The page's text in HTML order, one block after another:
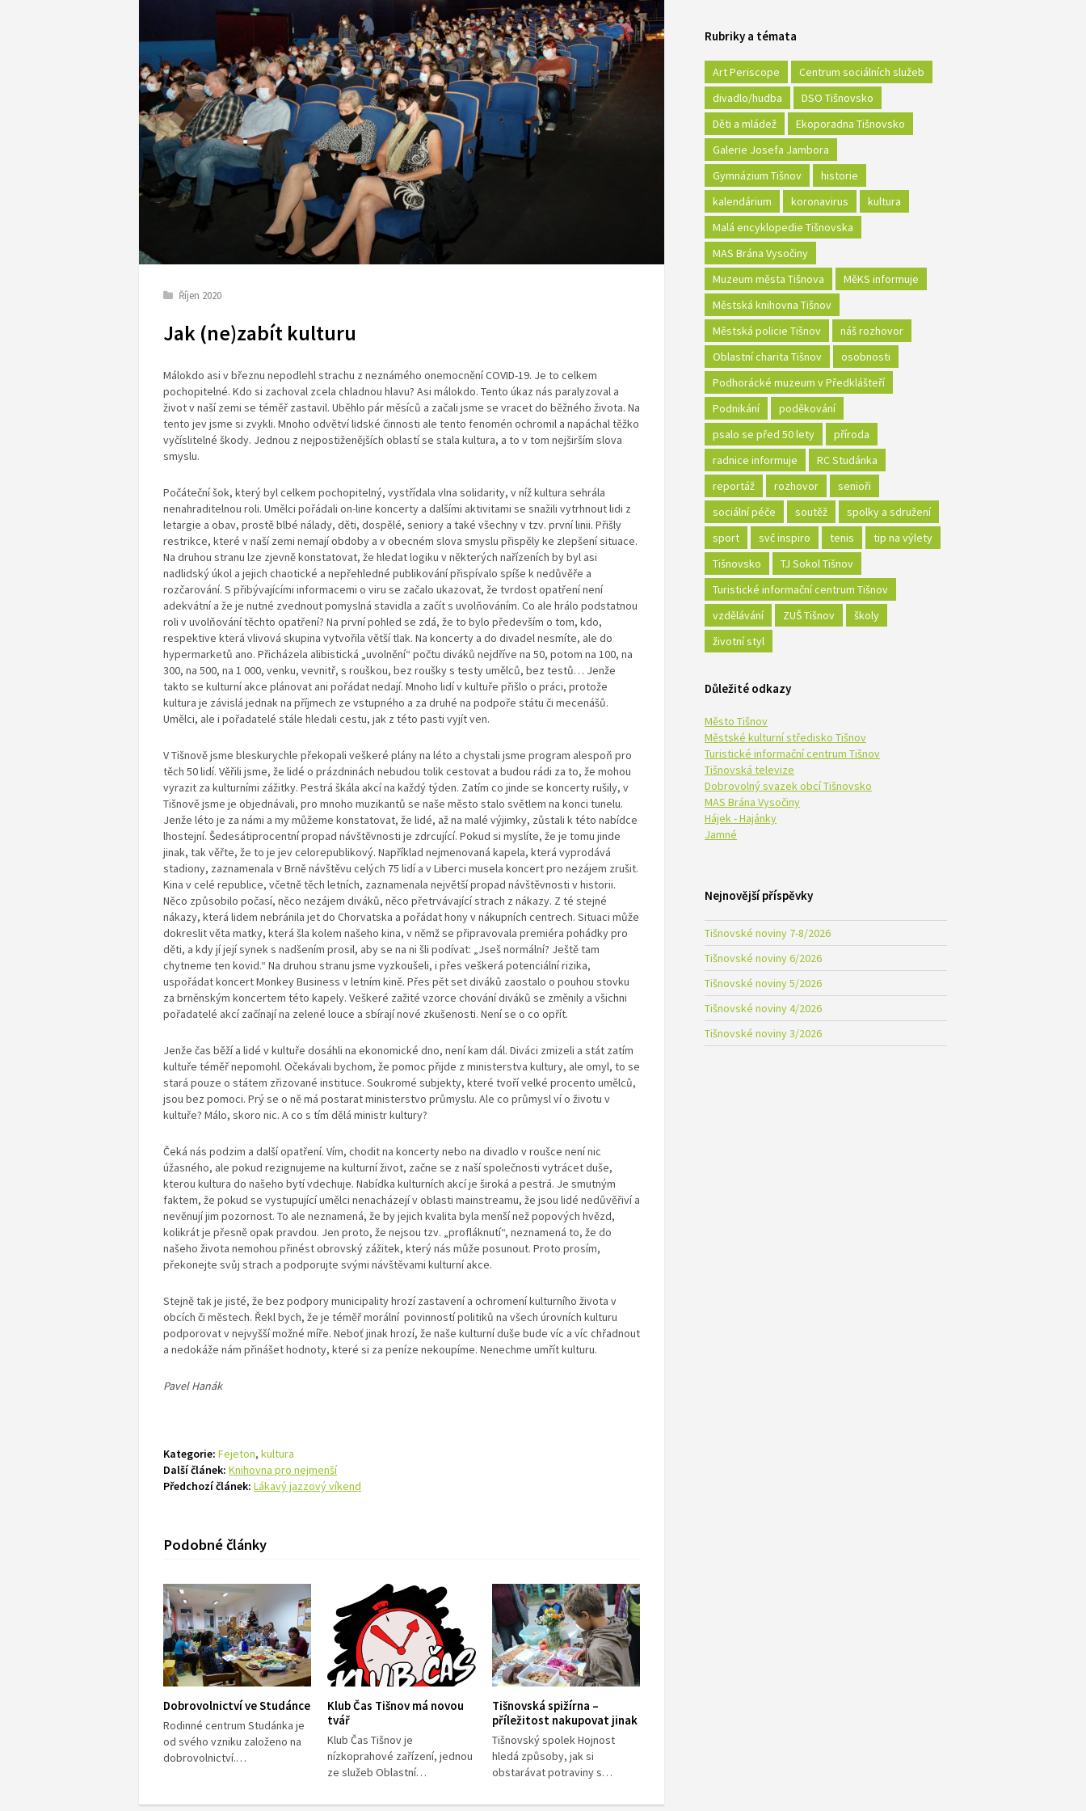
Říjen 2020
Jak (ne)zabít kulturu
Málokdo asi v březnu nepodlehl strachu z neznámého onemocnění COVID-19. Je to celkem
pochopitelné. Kdo si zachoval zcela chladnou hlavu? Asi málokdo. Tento úkaz nás paralyzoval a
život v naší zemi se téměř zastavil. Uběhlo pár měsíců a začali jsme se vracet do běžného života. Na
tento jev jsme si zvykli. Mnoho odvětví lidské činnosti ale tento fenomén ochromil a napáchal těžko
vyčíslitelné škody. Jednou z nejpostiženějších oblastí se stala kultura, a to v tom nejširším slova
smyslu.
Počáteční šok, který byl celkem pochopitelný, vystřídala vlna solidarity, v níž kultura sehrála
nenahraditelnou roli. Umělci pořádali on-line koncerty a dalšími aktivitami se snažili vytrhnout lidi z
letargie a obav, prostě blbé nálady, děti, dospělé, seniory a také všechny v tzv. první linii. Přišly
restrikce, které v naší zemi nemají obdoby a v obecném slova smyslu přispěly ke zlepšení situace.
Na druhou stranu lze zjevně konstatovat, že hledat logiku v některých nařízeních by byl asi
nadlidský úkol a jejich chaotické a nepřehledné publikování přispívalo spíše k nedůvěře a
rozčarování. S přibývajícími informacemi o viru se začalo ukazovat, že tvrdost opatření není
adekvátní a že je nutné zvednout pomyslná stavidla a začít s uvolňováním. Co ale hrálo podstatnou
roli v uvolňování těchto opatření? Na první pohled se zdá, že to bylo především o tom, kdo,
respektive která vlivová skupina vytvořila větší tlak. Na koncerty a do divadel nesmíte, ale do
hypermarketů ano. Přicházela alibistická „uvolnění“ počtu diváků nejdříve na 50, potom na 100, na
300, na 500, na 1 000, venku, vevnitř, s rouškou, bez roušky s testy umělců, bez testů… Jenže
takto se kulturní akce plánovat ani pořádat nedají. Mnoho lidí v kultuře přišlo o práci, protože
kultura je závislá jednak na příjmech ze vstupného a za druhé na podpoře státu či mecenášů.
Umělci, ale i pořadatelé stále hledali cestu, jak z této pasti vyjít ven.
V Tišnově jsme bleskurychle překopali veškeré plány na léto a chystali jsme program alespoň pro
těch 50 lidí. Věřili jsme, že lidé o prázdninách nebudou tolik cestovat a budou rádi za to, že mohou
vyrazit za kulturními zážitky. Pestrá škála akcí na každý týden. Zatím co jinde se koncerty rušily, v
Tišnově jsme je objednávali, pro mnoho muzikantů se naše město stalo světlem na konci tunelu.
Jenže léto je za námi a my můžeme konstatovat, že lidé, až na malé výjimky, zůstali k této nabídce
lhostejní. Šedesátiprocentní propad návštěvnosti je zdrcující. Pokud si myslíte, že je tomu jinde
jinak, tak věřte, že to je jev celorepublikový. Například nejmenovaná kapela, která vyprodává
stadiony, zaznamenala v Brně návštěvu celých 75 lidí a v Liberci musela koncert pro nezájem zrušit.
Kina v celé republice, včetně těch letních, zaznamenala největší propad návštěvnosti v historii.
Něco způsobilo počasí, něco nezájem diváků, něco přetrvávající strach z nákazy. Z té stejné
nákazy, která lidem nebránila jet do Chorvatska a pořádat hony v nákupních centrech. Situaci může
dokreslit věta matky, která šla kolem našeho kina, v němž se připravovala premiéra pohádky pro
děti, a kdy jí její synek s nadšením prosil, aby se na ni šli podívat: „Jseš normální? Ještě tam
chytneme ten kovid.“ Na druhou stranu jsme vyzkoušeli, i přes veškerá potenciální rizika,
uspořádat koncert Monkey Business v letním kině. Přes pět set diváků zaostalo o pouhou stovku
za brněnským koncertem této kapely. Veškeré zažité vzorce chování diváků se změnily a všichni
pořadatelé akcí začínají na zelené louce a sbírají nové zkušenosti. Není se o co opřít.
Jenže čas běží a lidé v kultuře dosáhli na ekonomické dno, není kam dál. Diváci zmizeli a stát zatím
kultuře téměř nepomohl. Očekávali bychom, že pomoc přijde z ministerstva kultury, ale omyl, to se
stará pouze o státem zřizované instituce. Soukromé subjekty, které tvoří velké procento umělců,
jsou bez pomoci. Prý se o ně má postarat ministerstvo průmyslu. Ale co průmysl ví o životu v
kultuře? Málo, skoro nic. A co s tím dělá ministr kultury?
Čeká nás podzim a další opatření. Vím, chodit na koncerty nebo na divadlo v roušce není nic
úžasného, ale pokud rezignujeme na kulturní život, začne se z naší společnosti vytrácet duše,
kterou kultura do našeho bytí vdechuje. Nabídka kulturních akcí je široká a pestrá. Je smutným
faktem, že pokud se vystupující umělci nenacházejí v oblasti mainstreamu, že jsou lidé nedůvěřiví a
nevěnují jim pozornost. To ale neznamená, že by jejich kvalita byla menší než popových hvězd,
kolikrát je přesně opak pravdou. Jen proto, že nejsou tzv. „profláknutí“, neznamená to, že do
našeho života nemohou přinést obrovský zážitek, který nás může posunout. Proto prosím,
překonejte svůj strach a podporujte svými návštěvami kulturní akce.
Stejně tak je jisté, že bez podpory municipality hrozí zastavení a ochromení kulturního života v
obcích či městech. Řekl bych, že je téměř morální povinností politiků na všech úrovních kulturu
podporovat v nejvyšší možné míře. Neboť jinak hrozí, že naše kulturní duše bude víc a víc chřadnout
a nedokáže nám přinášet hodnoty, které si za peníze nekoupíme. Nenechme umřít kulturu.
Pavel Hanák
Kategorie: Fejeton, kultura
Další článek: Knihovna pro nejmenší
Předchozí článek: Lákavý jazzový víkend
Podobné články
Dobrovolnictví ve Studánce
Rodinné centrum Studánka je
od svého vzniku založeno na
dobrovolnictví.…
Klub Čas Tišnov má novou
tvář
Klub Čas Tišnov je
nízkoprahové zařízení, jednou
ze služeb Oblastní…
Tišnovská spižírna –
příležitost nakupovat jinak
Tišnovský spolek Hojnost
hledá způsoby, jak si
obstarávat potraviny s…
Rubriky a témata
Art Periscope
Centrum sociálních služeb
divadlo/hudba
DSO Tišnovsko
Děti a mládež
Ekoporadna Tišnovsko
Galerie Josefa Jambora
Gymnázium Tišnov
historie
kalendárium
koronavirus
kultura
Malá encyklopedie Tišnovska
MAS Brána Vysočiny
Muzeum města Tišnova
MěKS informuje
Městská knihovna Tišnov
Městská policie Tišnov
náš rozhovor
Oblastní charita Tišnov
osobnosti
Podhorácké muzeum v Předklášteří
Podnikání
poděkování
psalo se před 50 lety
příroda
radnice informuje
RC Studánka
reportáž
rozhovor
senioři
sociální péče
soutěž
spolky a sdružení
sport
svč inspiro tenis
tip na výlety
Tišnovsko
TJ Sokol Tišnov
Turistické informační centrum Tišnov
vzdělávání
ZUŠ Tišnov
školy
životní styl
Důležité odkazy
Město Tišnov
Městské kulturní středisko Tišnov
Turistické informační centrum Tišnov
Tišnovská televize
Dobrovolný svazek obcí Tišnovsko
MAS Brána Vysočiny
Hájek - Hajánky
Jamné
Nejnovější příspěvky
Tišnovské noviny 7-8/2026
Tišnovské noviny 6/2026
Tišnovské noviny 5/2026
Tišnovské noviny 4/2026
Tišnovské noviny 3/2026